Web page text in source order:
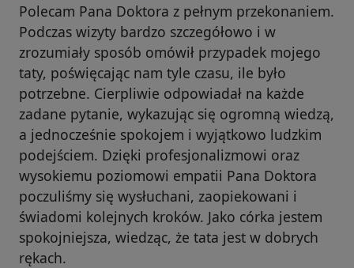
Polecam Pana Doktora z pełnym przekonaniem.
Podczas wizyty bardzo szczegółowo i w
zrozumiały sposób omówił przypadek mojego
taty, poświęcając nam tyle czasu, ile było
potrzebne. Cierpliwie odpowiadał na każde
zadane pytanie, wykazując się ogromną wiedzą,
a jednocześnie spokojem i wyjątkowo ludzkim
podejściem. Dzięki profesjonalizmowi oraz
wysokiemu poziomowi empatii Pana Doktora
poczuliśmy się wysłuchani, zaopiekowani i
świadomi kolejnych kroków. Jako córka jestem
spokojniejsza, wiedząc, że tata jest w dobrych
rękach.